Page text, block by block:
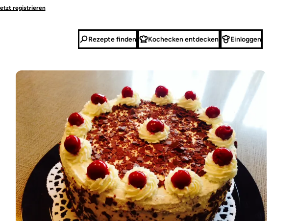
registrieren
Rezepte finden Kochecken entdecken Einloggen